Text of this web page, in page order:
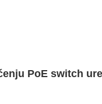
PoE switch